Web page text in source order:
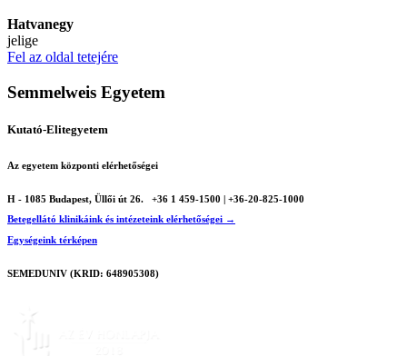
Hatvanegy
jelige
Fel az oldal tetejére
Semmelweis Egyetem
Kutató-Elitegyetem
Az egyetem központi elérhetőségei
H - 1085 Budapest, Üllői út 26.
+36 1 459-1500 | +36-20-825-1000
Betegellátó klinikáink és intézeteink elérhetőségei →
Egységeink térképen
SEMEDUNIV (KRID: 648905308)